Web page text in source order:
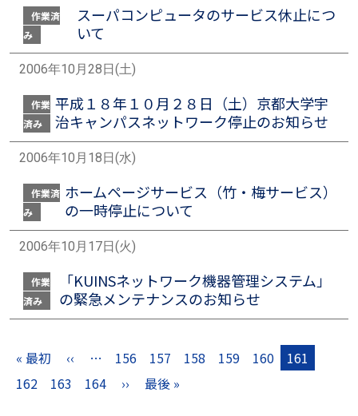
作業済
み
スーパコンピュータのサービス休止につ
いて
2006年10月28日(土)
作業
済み
平成１８年１０月２８日（土）京都大学宇
治キャンパスネットワーク停止のお知らせ
2006年10月18日(水)
作業済
み
ホームページサービス（竹・梅サービス）
の一時停止について
2006年10月17日(火)
作業
済み
「KUINSネットワーク機器管理システム」
の緊急メンテナンスのお知らせ
ページ送り
« 最初先頭ページ
‹‹前ページ
… 156 157 158 159 160
161
162
163 164 ››次ページ
最後 »最終ページ